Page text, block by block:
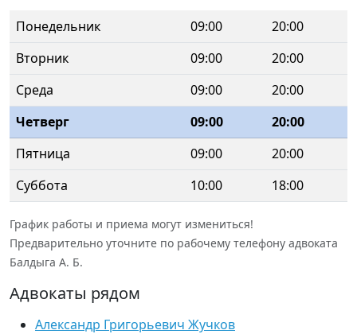
Понедельник 09:00
20:00
Вторник
09:00
20:00
Среда
09:00
20:00
Четверг
09:00
20:00
Пятница
09:00
20:00
Суббота
10:00 18:00
График работы и приема могут измениться!
Предварительно уточните по рабочему телефону адвоката
Балдыга А. Б.
Адвокаты рядом
Александр Григорьевич Жучков